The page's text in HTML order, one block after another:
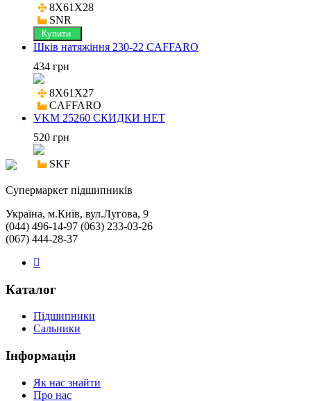
8X61X28
SNR
Купити
Шків натяжіння 230-22 CAFFARO
434 грн
8X61X27
CAFFARO
VKM 25260 СКИДКИ НЕТ
520 грн
SKF
Cупермаркет підшипників
Україна, м.Київ, вул.Лугова, 9
(044) 496-14-97 (063) 233-03-26
(067) 444-28-37
Каталог
Підшипники
Сальники
Інформація
Як нас знайти
Про нас